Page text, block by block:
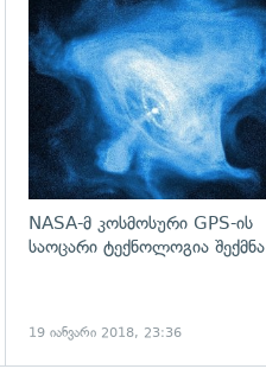
გადახედვა
NASA-მ კოსმოსური GPS-ის
საოცარი ტექნოლოგია შექმნა
19 იანვარი 2018, 23:36